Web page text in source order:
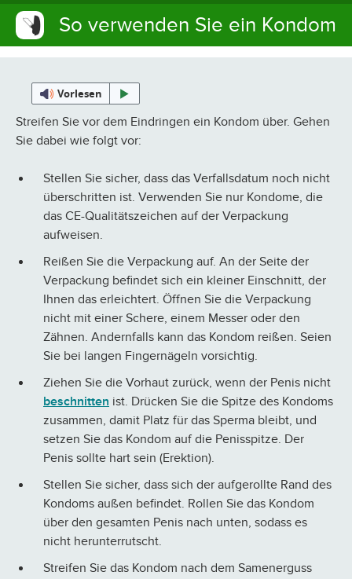
So verwenden Sie ein Kondom
Vorlesen
Streifen Sie vor dem Eindringen ein Kondom über. Gehen
Sie dabei wie folgt vor:
Stellen Sie sicher, dass das Verfallsdatum noch nicht
überschritten ist. Verwenden Sie nur Kondome, die
das CE-Qualitätszeichen auf der Verpackung
aufweisen.
Reißen Sie die Verpackung auf. An der Seite der
Verpackung befindet sich ein kleiner Einschnitt, der
Ihnen das erleichtert. Öffnen Sie die Verpackung
nicht mit einer Schere, einem Messer oder den
Zähnen. Andernfalls kann das Kondom reißen. Seien
Sie bei langen Fingernägeln vorsichtig.
Ziehen Sie die Vorhaut zurück, wenn der Penis nicht
beschnitten ist. Drücken Sie die Spitze des Kondoms
zusammen, damit Platz für das Sperma bleibt, und
setzen Sie das Kondom auf die Penisspitze. Der
Penis sollte hart sein (Erektion).
Stellen Sie sicher, dass sich der aufgerollte Rand des
Kondoms außen befindet. Rollen Sie das Kondom
über den gesamten Penis nach unten, sodass es
nicht herunterrutscht.
Streifen Sie das Kondom nach dem Samenerguss